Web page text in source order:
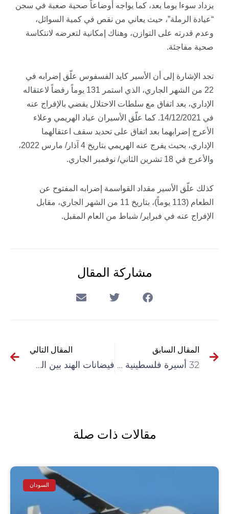
يزداد سوءا يوما بعد، كما يواجه أوضاعاً صحية صعبة في سجن
“عيادة الرملة”، حيث يعاني من نقص في كمية السوائل،
وعدم قدرته على التوازن، وهناك إمكانية لتعرضه لانتكاسة
صحية مفاجئة.
تجد الإشارة إلى أن الأسير كايد الفسفوس علّق إضرابه في
22 من الشهر الجاري، الذي استمر 131 يوماً رفضاً لاعتقاله
الإداري، بعد اتفاق مع سلطات الاحتلال يقضي بالإفراج عنه
في 14/12/2021. كما علّق الأسيران عياد الهريمي
وعلاء
الأعرج إضرابهما بعد اتفاق على تحديد سقف اعتقالهما
الإداري، بحيث يفرج عنه الهريمي بتاريخ 4 آذار/ مارس 2022،
والأعرج في 18 تشرين الثاني/ نوفمبر الجاري.
كذلك علّق الأسير مقداد القواسمة إضرابه المفتوح عن
الطعام (113 يوماً)، بتاريخ 11 من الشهر الجاري، مقابل
الإفراج عنه في فبراير/ شباط من العام المقبل.
مشاركة المقال
المقال السابق
32 أسيرة فلسطينية ما زلن يقبعن في معتقلات الاحتلال
المقال التالي
فيضانات الهند بين الخسائر البشرية وتدمير محاصيل المزارعين
مقالات ذات صلة
السودان